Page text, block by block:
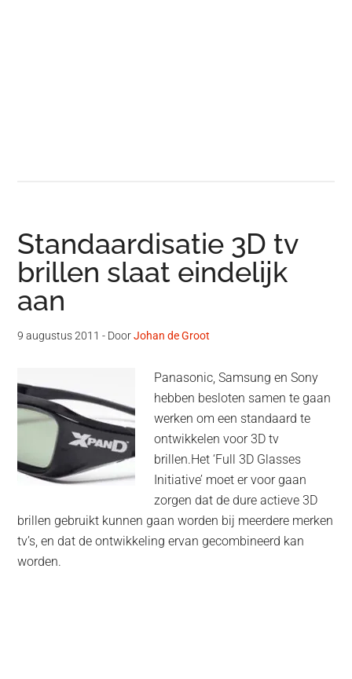
Standaardisatie 3D tv
brillen slaat eindelijk
aan
9 augustus 2011 - DoorJohan de Groot
Panasonic, Samsung en Sony
hebben besloten samen te gaan
werken om een standaard te
ontwikkelen voor 3D tv
brillen.Het ‘Full 3D Glasses
Initiative’ moet er voor gaan
zorgen dat de dure actieve 3D
brillen gebruikt kunnen gaan worden bij meerdere merken
tv’s, en dat de ontwikkeling ervan gecombineerd kan
worden.